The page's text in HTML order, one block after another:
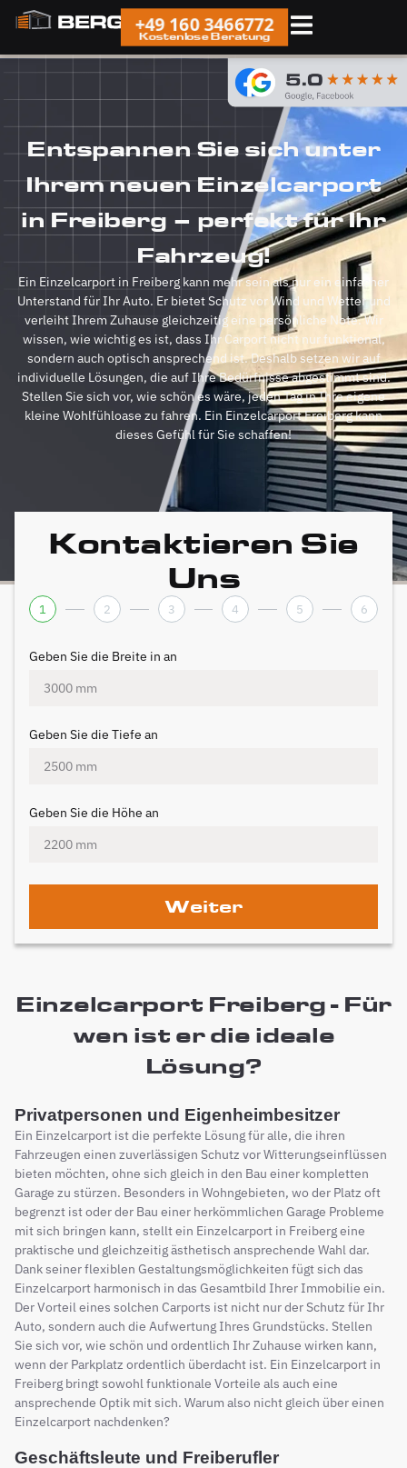
+49 160 3466772
Kostenlose Beratung
Entspannen Sie sich unter
Ihrem neuen Einzelcarport
in Freiberg – perfekt für Ihr
Fahrzeug!
Ein Einzelcarport in Freiberg kann mehr sein als nur ein einfacher
Unterstand für Ihr Auto. Er bietet Schutz vor Wind und Wetter und
verleiht Ihrem Zuhause gleichzeitig eine persönliche Note. Wir
wissen, wie wichtig es ist, dass Ihr Carport nicht nur funktional,
sondern auch optisch ansprechend ist. Deshalb setzen wir auf
individuelle Lösungen, die auf Ihre Bedürfnisse abgestimmt sind.
Stellen Sie sich vor, wie schön es wäre, jeden Tag in Ihre eigene
kleine Wohlfühloase zu fahren. Ein Einzelcarport Freiberg kann
dieses Gefühl für Sie schaffen!
Kontaktieren Sie
Uns
1 2 3 4 5 6
Geben Sie die Breite in an
Geben Sie die Tiefe an
Geben Sie die Höhe an
Weiter
Einzelcarport Freiberg - Für
wen ist er die ideale
Lösung?
Privatpersonen und Eigenheimbesitzer
Ein Einzelcarport ist die perfekte Lösung für alle, die ihren
Fahrzeugen einen zuverlässigen Schutz vor Witterungseinflüssen
bieten möchten, ohne sich gleich in den Bau einer kompletten
Garage zu stürzen. Besonders in Wohngebieten, wo der Platz oft
begrenzt ist oder der Bau einer herkömmlichen Garage Probleme
mit sich bringen kann, stellt ein Einzelcarport in Freiberg eine
praktische und gleichzeitig ästhetisch ansprechende Wahl dar.
Dank seiner flexiblen Gestaltungsmöglichkeiten fügt sich das
Einzelcarport harmonisch in das Gesamtbild Ihrer Immobilie ein.
Der Vorteil eines solchen Carports ist nicht nur der Schutz für Ihr
Auto, sondern auch die Aufwertung Ihres Grundstücks. Stellen
Sie sich vor, wie schön und ordentlich Ihr Zuhause wirken kann,
wenn der Parkplatz ordentlich überdacht ist. Ein Einzelcarport in
Freiberg bringt sowohl funktionale Vorteile als auch eine
ansprechende Optik mit sich. Warum also nicht gleich über einen
Einzelcarport nachdenken?
Geschäftsleute und Freiberufler